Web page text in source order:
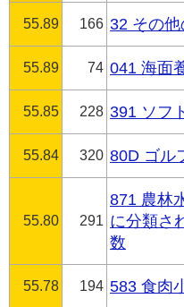
55.89 166 32 その
55.89 74 041 海面
55.85 228 391 ソフ
55.84 320 80D ゴル
55.80 291
871 農林
に分類さ
数
55.78 194 583 食肉